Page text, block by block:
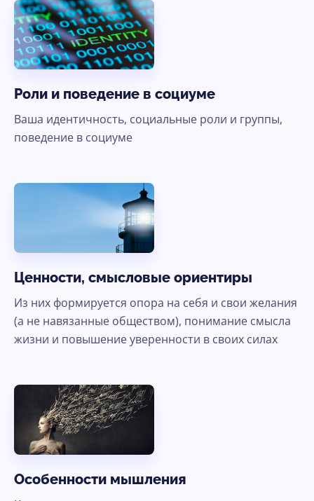
Роли и поведение в социуме
Ваша идентичность, социальные роли и группы,
поведение в социуме
Ценности, смысловые ориентиры
Из них формируется опора на себя и свои желания
(а не навязанные обществом), понимание смысла
жизни и повышение уверенности в своих силах
Особенности мышления